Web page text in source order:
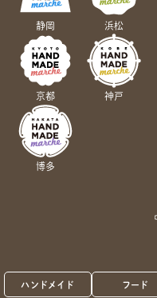
ハンドメイド フード
静岡 浜松
京都 神戸
博多